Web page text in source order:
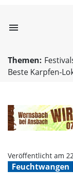
menu
Themen:
Beste Karpfen-
Feuchtwangen
Veröffentlicht am